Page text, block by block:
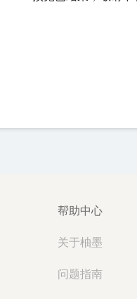
帮助中心
关于柚墨
问题指南